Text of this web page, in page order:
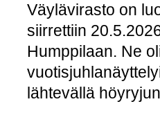
Väylävirasto on
siirrettiin
Humppilaan. Ne
lähtevällä